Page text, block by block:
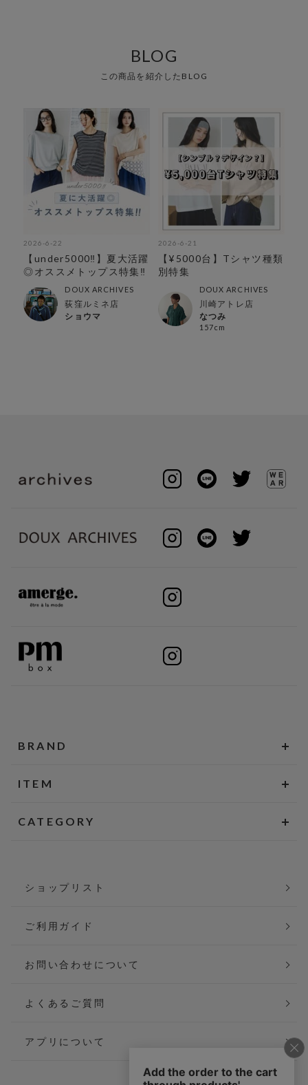
BLOG
この商品を紹介したBLOG
2026-6-22
【under5000‼︎】夏大活躍
◎オススメトップス特集‼︎
DOUX ARCHIVES
荻窪ルミネ店
ショウマ
2026-6-21
【¥5000台】Tシャツ種類
別特集
DOUX ARCHIVES
川崎アトレ店
なつみ
157cm
BRAND
ITEM
CATEGORY
ショップリスト
ご利用ガイド
お問い合わせについて
よくあるご質問
アプリについて